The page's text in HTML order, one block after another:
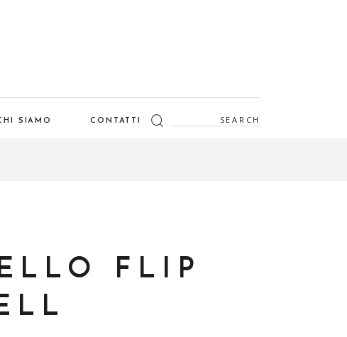
SIAMO CONTATTI Search
for:
FLIP